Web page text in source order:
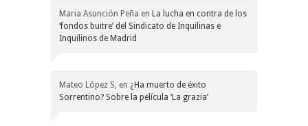
Maria Asunción Peña en La lucha en contra de los
‘fondos buitre’ del Sindicato de Inquilinas e
Inquilinos de Madrid
Mateo López S, en ¿Ha muerto de éxito
Sorrentino? Sobre la película ‘La grazia’